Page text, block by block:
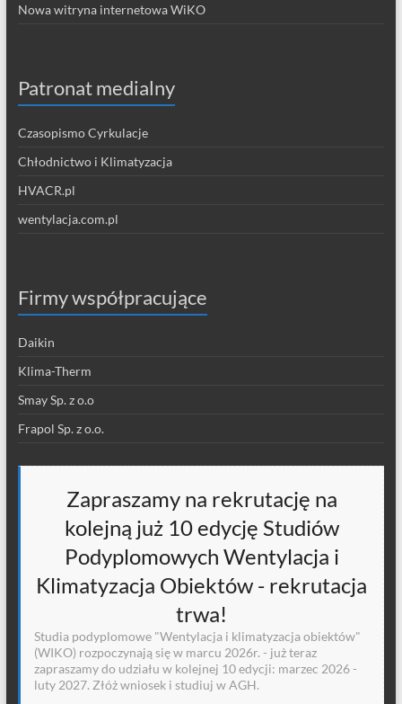
Nowa witryna internetowa WiKO
Patronat medialny
Czasopismo Cyrkulacje
Chłodnictwo i Klimatyzacja
HVACR.pl
wentylacja.com.pl
Firmy współpracujące
Daikin
Klima-Therm
Smay Sp. z o.o
Frapol Sp. z o.o.
Zapraszamy na rekrutację na
kolejną już 10 edycję Studiów
Podyplomowych Wentylacja i
Klimatyzacja Obiektów - rekrutacja
trwa!
Studia podyplomowe "Wentylacja i klimatyzacja obiektów"
(WIKO) rozpoczynają się w marcu 2026r. - już teraz
zapraszamy do udziału w kolejnej 10 edycji: marzec 2026 -
luty 2027. Złóż wniosek i studiuj w AGH.